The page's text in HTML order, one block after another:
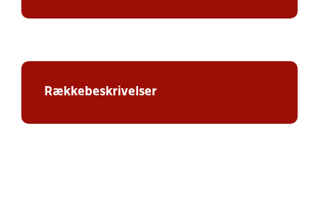
Rækkebeskrivelser